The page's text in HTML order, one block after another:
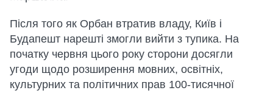
Після того як Орбан втратив владу, Київ і
Будапешт нарешті змогли вийти з тупика. На
початку червня цього року сторони досягли
угоди щодо розширення мовних, освітніх,
культурних та політичних прав 100-тисячної